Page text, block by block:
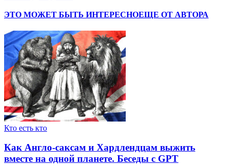
ЭТО МОЖЕТ БЫТЬ ИНТЕРЕСНОЕЩЕ ОТ АВТОРА
Кто есть кто
Как Англо-саксам и Хардлендцам выжить
вместе на одной планете. Беседы с GPT